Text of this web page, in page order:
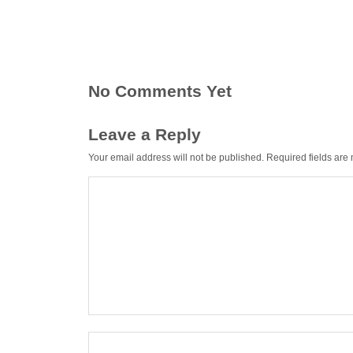
No Comments Yet
Leave a Reply
Your email address will not be published. Required fields are